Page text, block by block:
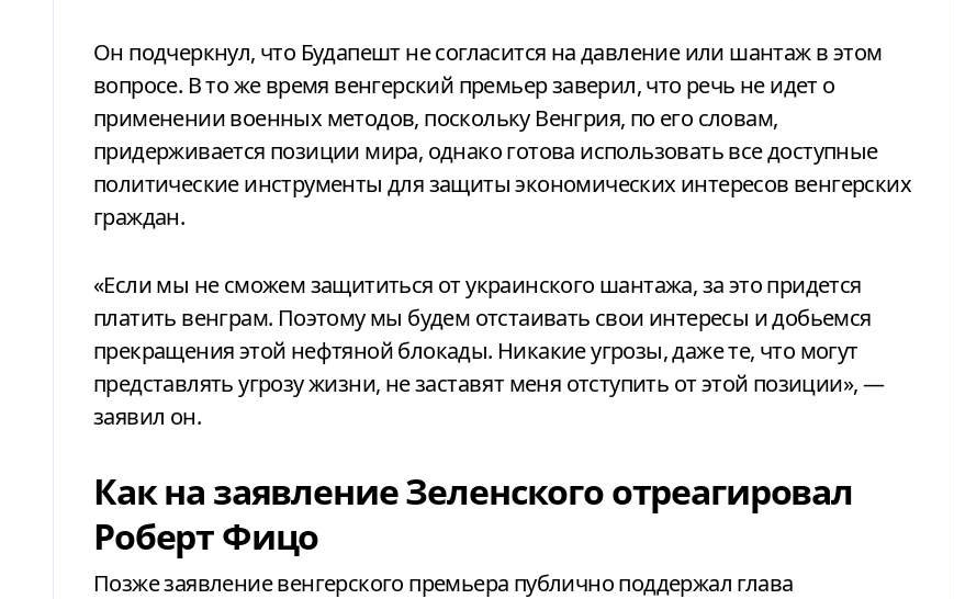
Он подчеркнул, что Будапешт не согласится на давление или шантаж в этом
вопросе. В то же время венгерский премьер заверил, что речь не идет о
применении военных методов, поскольку Венгрия, по его словам,
придерживается позиции мира, однако готова использовать все доступные
политические инструменты для защиты экономических интересов венгерских
граждан.
«Если мы не сможем защититься от украинского шантажа, за это придется
платить венграм. Поэтому мы будем отстаивать свои интересы и добьемся
прекращения этой нефтяной блокады. Никакие угрозы, даже те, что могут
представлять угрозу жизни, не заставят меня отступить от этой позиции», —
заявил он.
Как на заявление Зеленского отреагировал
Роберт Фицо
Позже заявление венгерского премьера публично поддержал глава